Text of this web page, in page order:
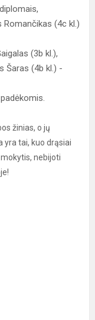
Romančikas (4c kl.)
(3b kl.),
Šaras (4b kl.) -
žinias, o jų
yra tai, kuo drąsiai
nebijoti